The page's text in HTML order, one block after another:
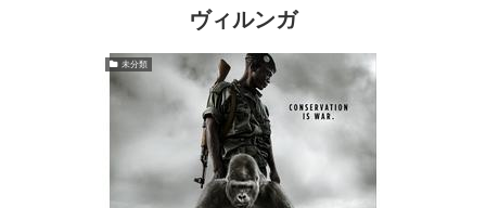
ヴィルンガ
未分類